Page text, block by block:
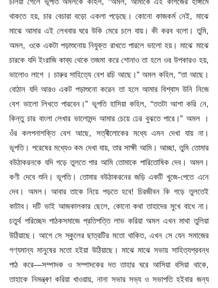
থাকতে হয়, চার বেচারা বড়ো একলা পড়েছে। কোনো কাজকর্ম নেই, মাঝে
মাঝে আমার এই লেখবার ঘরে উকি মেরে চলে যায়। কী করব বলো। তুমি,
অমল, ওকে একটা পড়াশুনোয় নিযুক্ত রাখতে পারলে ভালো হয়। মাঝে মাঝে
চারকে যদি ইংরাজি কাব্য থেকে তজমা করে শোনাও তা হলে ওর উপকারও হয়,
ভালোও লাগে । চারুর সাহিত্যে বেশ রচি আছে।” অমল কহিল, “তা আছে।
বোঠান যদি আরও একট পড়াশুনো করেন তা হলে আমার বিশ্বাস উনি নিজে
বেশ ভালো লিখতে পারবেন।” ভূপতি হাসিয়া কহিল, “ততটা আশা করি নে,
কিন্তু চার বাংলা লেখার ভালোমন্দ আমার চেয়ে ঢের বুঝতে পারে।” অমল ।
ওঁর কলপনাশক্তি বেশ আছে, সত্ৰীলোকের মধ্যে এমন দেখা যায় না।
ভূপতি। পরেষের মধ্যেও কম দেখা যায়, তার সাক্ষী আমি। আচ্ছা, তুমি তোমার
বউঠাকরনকে যদি গড়ে তুলতে পার আমি তোমাকে পারিতোষিক দেব। অমল।
কণী দেবে শুনি। ভূপতি। তোমার বউঠাকরনের জড়ি একটি খুজে-পেতে এনে
দেব। অমল। আবার তাকে নিয়ে পড়তে হবে! চিরজীবন কি গড়ে তুলতেই
কাটাব। দটি ভাই আজকালকার ছেলে, কোনো কথা তাহাদের মুখে বাধে না।
চতুর্থ পরিচ্ছেদ পাঠকসমাজে প্রতিপত্তি লাভ করিয়া অমল এখন মাথা তুলিয়া
উঠিয়াছে। আগে সে স্কুলের ছাত্রটির মতো থাকিত, এখন সে যেন সমাজের
গণ্যমান্য মানুষের মতো হইয়া উঠিয়াছে। মাঝে মাঝে সভায় সাহিত্যপ্রবন্ধ
পাঠ করে—সম্পাদক ও সম্পাদকের দত তাহার ঘরে আসিয়া বসিয়া থাকে,
তাহাকে নিমন্ত্ৰণ করিয়া খাওয়ায়, নানা সভার সভ্য ও সভাপতি হইবার জন্য